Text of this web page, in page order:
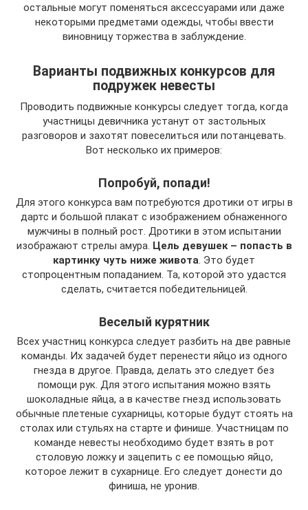
остальные могут поменяться аксессуарами или даже
некоторыми предметами одежды, чтобы ввести
виновницу торжества в заблуждение.
Варианты подвижных конкурсов для
подружек невесты
Проводить подвижные конкурсы следует тогда, когда
участницы девичника устанут от застольных
разговоров и захотят повеселиться или потанцевать.
Вот несколько их примеров:
Попробуй, попади!
Для этого конкурса вам потребуются дротики от игры в
дартс и большой плакат с изображением обнаженного
мужчины в полный рост. Дротики в этом испытании
изображают стрелы амура. Цель девушек – попасть в
картинку чуть ниже живота. Это будет
стопроцентным попаданием. Та, которой это удастся
сделать, считается победительницей.
Веселый курятник
Всех участниц конкурса следует разбить на две равные
команды. Их задачей будет перенести яйцо из одного
гнезда в другое. Правда, делать это следует без
помощи рук. Для этого испытания можно взять
шоколадные яйца, а в качестве гнезд использовать
обычные плетеные сухарницы, которые будут стоять на
столах или стульях на старте и финише. Участницам по
команде невесты необходимо будет взять в рот
столовую ложку и зацепить с ее помощью яйцо,
которое лежит в сухарнице. Его следует донести до
финиша, не уронив.